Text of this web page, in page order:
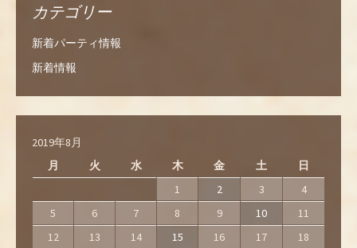
カテゴリー
新着パーティ情報
新着情報
2019年8月
月
火 水 木 金 土 日
1 2 3
4
5
6 7 8 9 10
11
12
13 14 15 16 17
18